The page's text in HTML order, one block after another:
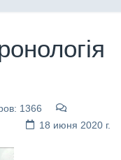
1366
18 июня 2020 г.